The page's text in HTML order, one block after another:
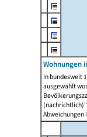
Wohnungen
In bundesweit
ausgewählt
Abweichungen